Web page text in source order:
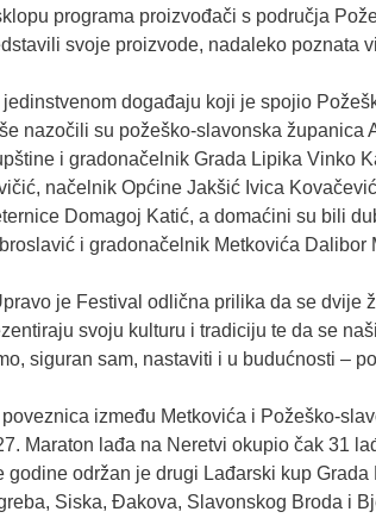
programa proizvođači s područja
svoje proizvode, nadaleko poznata
jedinstvenom događaju koji je spojio
nazočili su požeško-slavonska županica
i gradonačelnik Grada Lipika Vinko
načelnik Općine Jakšić Ivica
Domagoj Katić, a domaćini su bili
i gradonačelnik Metkovića Dalibor
je Festival odlična prilika da se dvije
svoju kulturu i tradiciju te da se
siguran sam, nastaviti i u budućnosti –
poveznica između Metkovića i Požeško-
Maraton lađa na Neretvi okupio čak 31
godine održan je drugi Lađarski kup
Siska, Đakova, Slavonskog Broda i